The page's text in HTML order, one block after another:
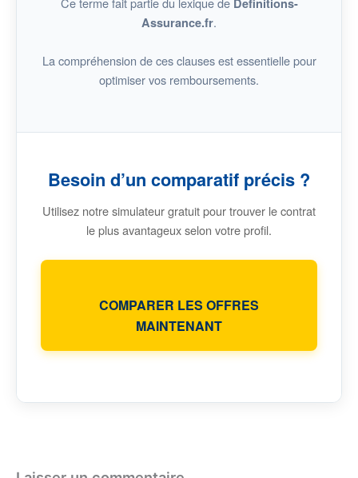
Definitions-
Assurance.fr.
La compréhension de ces clauses est essentielle pour
optimiser vos remboursements.
Besoin d’un comparatif précis ?
Utilisez notre simulateur gratuit pour trouver le contrat
le plus avantageux selon votre profil.
COMPARER LES OFFRES
MAINTENANT